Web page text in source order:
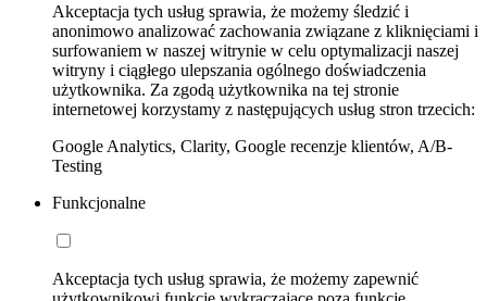
Akceptacja tych usług sprawia, że możemy śledzić i
anonimowo analizować zachowania związane z kliknięciami i
surfowaniem w naszej witrynie w celu optymalizacji naszej
witryny i ciągłego ulepszania ogólnego doświadczenia
użytkownika. Za zgodą użytkownika na tej stronie
internetowej korzystamy z następujących usług stron trzecich:
Google Analytics, Clarity, Google recenzje klientów, A/B-
Testing
Funkcjonalne
Akceptacja tych usług sprawia, że możemy zapewnić